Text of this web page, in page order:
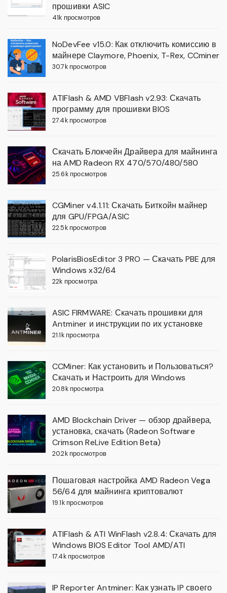
прошивки ASIC
41k просмотров
NoDevFee v15.0: Как отключить комиссию в
майнере Claymore, Phoenix, T-Rex, CCminer
30.7k просмотров
ATIFlash & AMD VBFlash v2.93: Скачать
программу для прошивки BIOS
27.4k просмотров
Скачать Блокчейн Драйвера для майнинга
на AMD Radeon RX 470/570/480/580
25.6k просмотров
CGMiner v4.1.11: Скачать Биткойн майнер
для GPU/FPGA/ASIC
22.5k просмотров
PolarisBiosEditor 3 PRO — Скачать PBE для
Windows x32/64
22k просмотра
ASIC FIRMWARE: Скачать прошивки для
Antminer и инструкции по их установке
21.1k просмотра
CCMiner: Как установить и Пользоваться?
Скачать и Настроить для Windows
20.8k просмотра
AMD Blockchain Driver — обзор драйвера,
установка, скачать (Radeon Software
Crimson ReLive Edition Beta)
20.2k просмотров
Пошаговая настройка AMD Radeon Vega
56/64 для майнинга криптовалют
19.1k просмотров
ATIFlash & ATI WinFlash v2.8.4: Скачать для
Windows BIOS Editor Tool AMD/ATI
17.4k просмотров
IP Reporter Antminer: Как узнать IP своего